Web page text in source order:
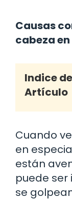
Causas
cabeza
Indice
Artículo
Cuando
en
están
puede
se